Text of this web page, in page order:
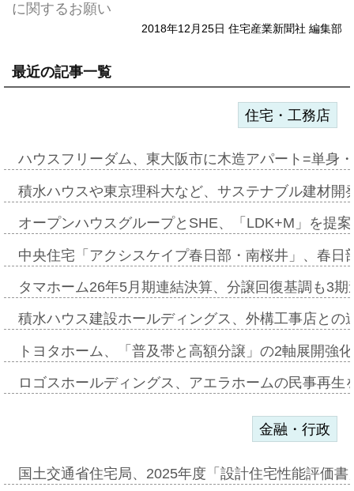
に関するお願い
2018年12月25日 住宅産業新聞社 編集部
最近の記事一覧
住宅・工務店
ハウスフリーダム、東大阪市に木造アパート=単身
積水ハウスや東京理科大など、サステナブル建材
オープンハウスグループとSHE、「LDK+M」を提
中央住宅「アクシスケイプ春日部・南桜井」、春
タマホーム26年5月期連結決算、分譲回復基調も3
積水ハウス建設ホールディングス、外構工事店と
トヨタホーム、「普及帯と高額分譲」の2軸展開強
ロゴスホールディングス、アエラホームの民事再
金融・行政
国土交通省住宅局、2025年度「設計住宅性能評価